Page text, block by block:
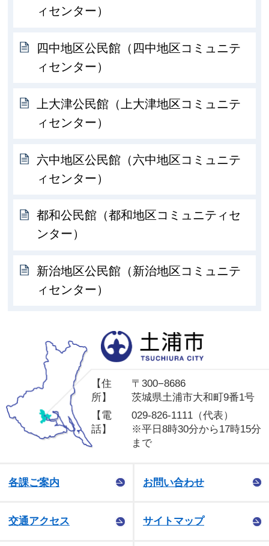
ィセンター）
四中地区公民館（四中地区コミュニテ
ィセンター）
上大津公民館（上大津地区コミュニテ
ィセンター）
六中地区公民館（六中地区コミュニテ
ィセンター）
都和公民館（都和地区コミュニティセ
ンター）
新治地区公民館（新治地区コミュニテ
ィセンター）
【住
所】
〒300−8686
茨城県土浦市大和町9番1号
【電
話】
029-826-1111（代表）
※平日8時30分から17時15分
まで
各課ご案内 お問い合わせ
交通アクセス サイトマップ